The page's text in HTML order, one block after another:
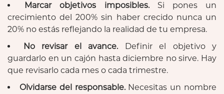
Marcar objetivos imposibles.Si pones un
crecimiento del 200% sin haber crecido nunca un
20% no estás reflejando la realidad de tu empresa.
No revisar el avance. Definir el objetivo y
guardarlo en un cajón hasta diciembre no sirve. Hay
que revisarlo cada mes o cada trimestre.
Olvidarse del responsable.Necesitas un nombre